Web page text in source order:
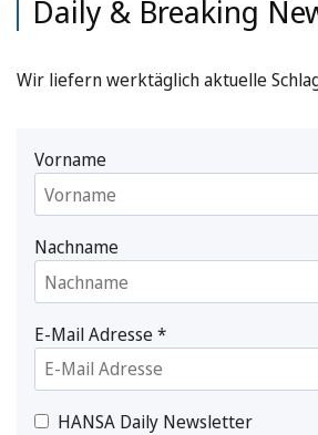
Daily & Breaking
Wir liefern werktäglich aktuelle
Vorname
Nachname
E-Mail Adresse*
HANSA Daily Newsletter